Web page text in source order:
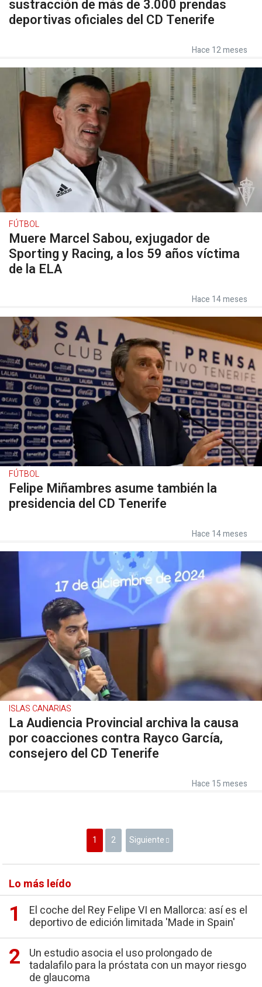
sustracción de más de 3.000 prendas
deportivas oficiales del CD Tenerife
Hace 12 meses
FÚTBOL
Muere Marcel Sabou, exjugador de
Sporting y Racing, a los 59 años víctima
de la ELA
Hace 14 meses
FÚTBOL
Felipe Miñambres asume también la
presidencia del CD Tenerife
Hace 14 meses
ISLAS CANARIAS
La Audiencia Provincial archiva la causa
por coacciones contra Rayco García,
consejero del CD Tenerife
Hace 15 meses
1 2 Siguiente
Lo más leído
El coche del Rey Felipe VI en Mallorca: así es el
deportivo de edición limitada 'Made in Spain'
Un estudio asocia el uso prolongado de
tadalafilo para la próstata con un mayor riesgo
de glaucoma